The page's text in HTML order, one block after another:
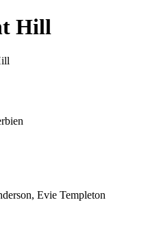
Hill
Evie Templeton